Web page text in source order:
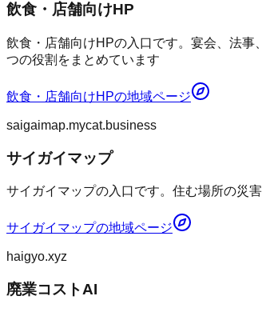
飲食・店舗向けHP
飲食・店舗向けHPの入口です。宴会、法
つの役割をまとめています
飲食・店舗向けHPの地域ページ
saigaimap.mycat.business
サイガイマップ
サイガイマップの入口です。住む場所の災
サイガイマップの地域ページ
haigyo.xyz
廃業コストAI